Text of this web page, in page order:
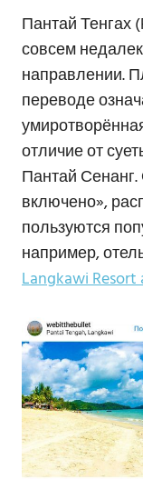
Пантай Тенгах
совсем
направлении.
переводе
отличие от
Пантай
включено»,
пользуются
например,
Langkawi Resort